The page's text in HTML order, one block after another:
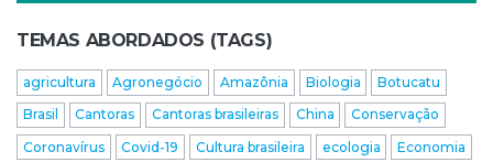
TEMAS ABORDADOS (TAGS)
agricultura Agronegócio Amazônia Biologia
Botucatu
Brasil
Cantoras Cantoras brasileiras China
Conservação
Coronavírus
Covid-19 Cultura brasileira ecologia
Economia